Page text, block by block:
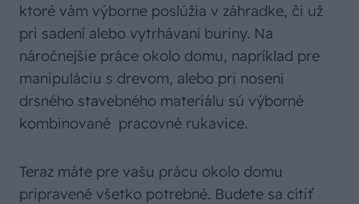
ktoré vám výborne poslúžia v záhradke, či už
pri sadení alebo vytrhávaní buriny. Na
náročnejšie práce okolo domu, napríklad pre
manipuláciu s drevom, alebo pri nosení
drsného stavebného materiálu sú výborné
kombinované pracovné rukavice.
Teraz máte pre vašu prácu okolo domu
pripravené všetko potrebné. Budete sa cítiť